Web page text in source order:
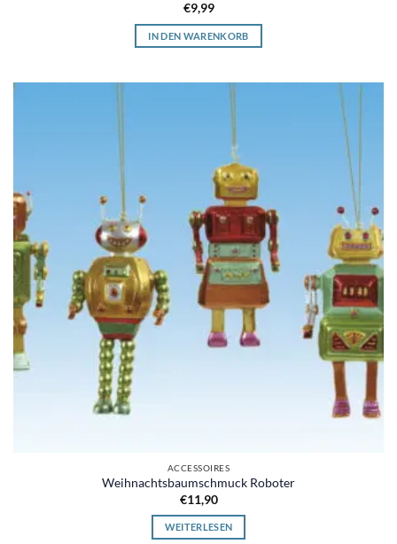
€9,99
IN DEN WARENKORB
ACCESSOIRES
Weihnachtsbaumschmuck Roboter
€11,90
WEITERLESEN